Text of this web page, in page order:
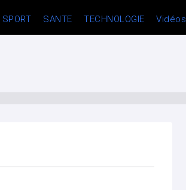
SPORT SANTE TECHNOLOGIE Vidéos